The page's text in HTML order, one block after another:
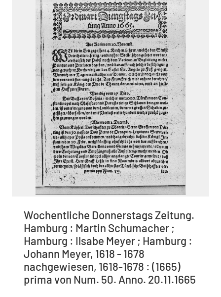
Wochentliche Donnerstags Zeitung.
Hamburg : Martin Schumacher ;
Hamburg : Ilsabe Meyer ; Hamburg :
Johann Meyer, 1618 - 1678
nachgewiesen, 1618-1678 : (1665)
prima von Num. 50. Anno. 20.11.1665